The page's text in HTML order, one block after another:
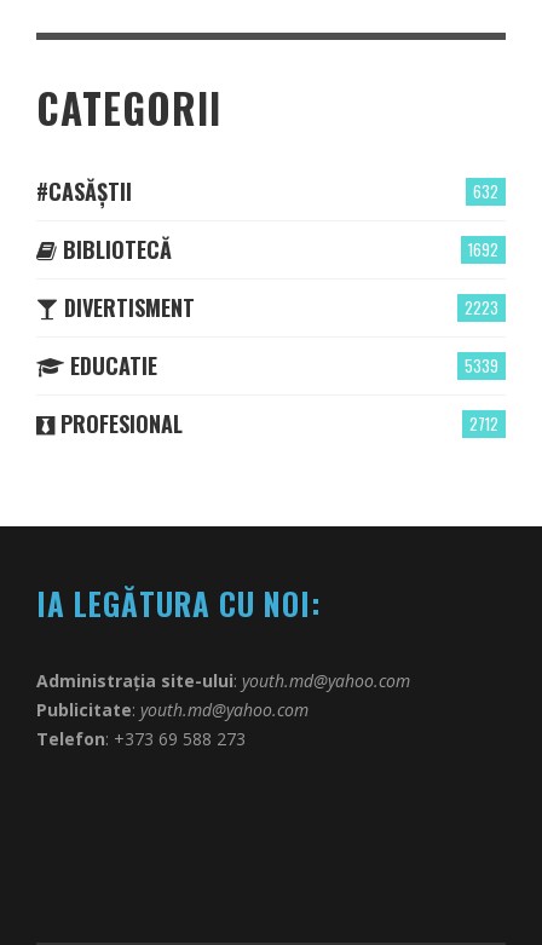
CATEGORII
632
#CASĂȘTII
1692
BIBLIOTECĂ
2223
DIVERTISMENT
5339
EDUCATIE
2712
PROFESIONAL
IA LEGĂTURA CU NOI:
Administrația site-ului: youth.md@yahoo.com
Publicitate: youth.md@yahoo.com
Telefon: +373 69 588 273